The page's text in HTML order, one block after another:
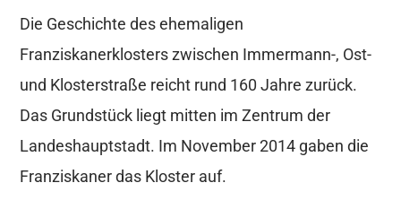
Die Geschichte des ehemaligen
Franziskanerklosters zwischen Immermann-, Ost-
und Klosterstraße reicht rund 160 Jahre zurück.
Das Grundstück liegt mitten im Zentrum der
Landeshauptstadt. Im November 2014 gaben die
Franziskaner das Kloster auf.